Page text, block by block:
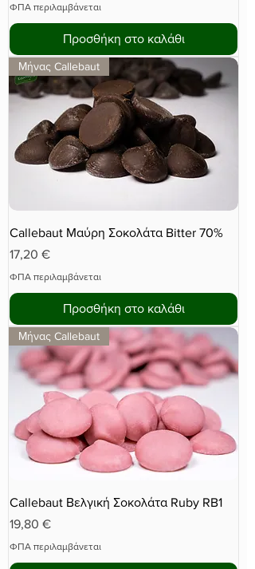
ΦΠΑ περιλαμβάνεται
Προσθήκη στο καλάθι
Μήνας Callebaut
Callebaut Μαύρη Σοκολάτα Bitter 70%
Τιμή
17,20 €
ΦΠΑ περιλαμβάνεται
Προσθήκη στο καλάθι
Μήνας Callebaut
Callebaut Βελγική Σοκολάτα Ruby RB1
Τιμή
19,80 €
ΦΠΑ περιλαμβάνεται